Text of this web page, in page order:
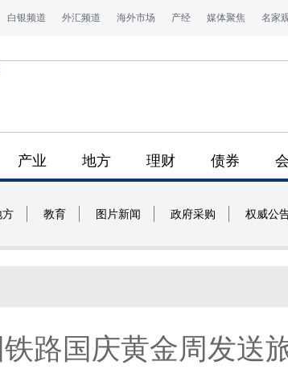
白银频道 外汇频道 海外市场 产经 媒体聚焦 名家
产业 地方 理财 债券
方 教育 图片新闻 政府采购 权威公
路国庆黄金周发送